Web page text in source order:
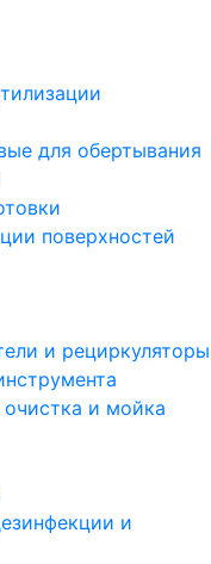
для обертывания
поверхностей
и рециркуляторы
и мойка
и